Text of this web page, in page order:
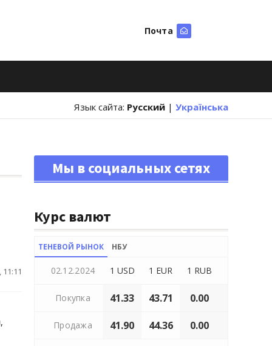
Почта
Язык сайта: Русский | Українська
Мы в социальных сетях
Курс валют
ТЕНЕВОЙ РЫНОК НБУ
02.12.2024 1 USD 1 EUR 1 RUB
Покупка 41.33 43.71 0.00
Продажа 41.90 44.36 0.00